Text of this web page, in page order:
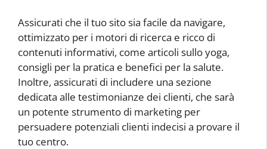
Assicurati che il tuo sito sia facile da navigare,
ottimizzato per i motori di ricerca e ricco di
contenuti informativi, come articoli sullo yoga,
consigli per la pratica e benefici per la salute.
Inoltre, assicurati di includere una sezione
dedicata alle testimonianze dei clienti, che sarà
un potente strumento di marketing per
persuadere potenziali clienti indecisi a provare il
tuo centro.